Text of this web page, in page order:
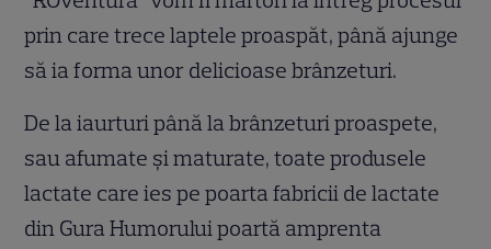
prin care trece laptele proaspăt, până ajunge
să ia forma unor delicioase brânzeturi.
De la iaurturi până la brânzeturi proaspete,
sau afumate și maturate, toate produsele
lactate care ies pe poarta fabricii de lactate
din Gura Humorului poartă amprenta